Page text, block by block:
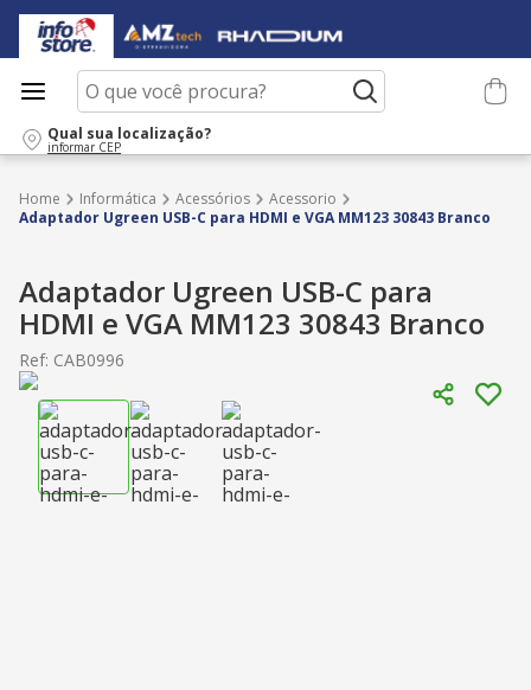
O que você procura?
Qual sua localização?
informar CEP
Informática Acessórios
Acessorio
Adaptador Ugreen USB-C para HDMI e VGA MM123 30843 Branco
Adaptador Ugreen USB-C para
HDMI e VGA MM123 30843 Branco
Ref: CAB0996